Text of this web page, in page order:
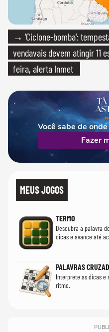
→ 'Ciclone-bomba':
vendavais devem atingir 11
feira, alerta Inmet
Você sabe de
Fazer
MEUS JOGOS
TERMO
Descubra a palavra
dicas e avance até
PALAVRAS
Interprete as dicas e
ritmo.